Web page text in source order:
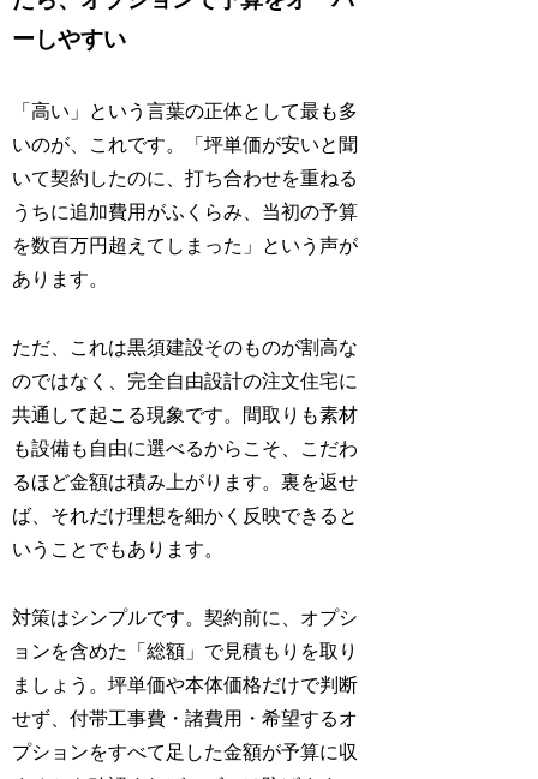
ーしやすい
「高い」という言葉の正体として最も多
いのが、これです。「坪単価が安いと聞
いて契約したのに、打ち合わせを重ねる
うちに追加費用がふくらみ、当初の予算
を数百万円超えてしまった」という声が
あります。
ただ、これは黒須建設そのものが割高な
のではなく、完全自由設計の注文住宅に
共通して起こる現象です。間取りも素材
も設備も自由に選べるからこそ、こだわ
るほど金額は積み上がります。裏を返せ
ば、それだけ理想を細かく反映できると
いうことでもあります。
対策はシンプルです。契約前に、オプシ
ョンを含めた「総額」で見積もりを取り
ましょう。坪単価や本体価格だけで判断
せず、付帯工事費・諸費用・希望するオ
プションをすべて足した金額が予算に収